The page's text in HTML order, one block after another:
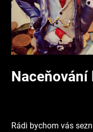
Rádi bychom vás